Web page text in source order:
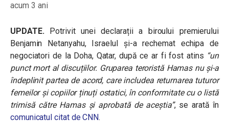
acum 3 ani
UPDATE. Potrivit unei declarații a biroului premierului
Benjamin Netanyahu, Israelul și-a rechemat echipa de
negociatori de la Doha, Qatar, după ce ar fi fost atins “un
punct mort al discuțiilor. Gruparea teroristă Hamas nu și-a
îndeplinit partea de acord, care includea returnarea tuturor
femeilor și copiilor ținuți ostatici, în conformitate cu o listă
trimisă către Hamas și aprobată de aceștia”, se arată în
comunicatul citat de CNN.